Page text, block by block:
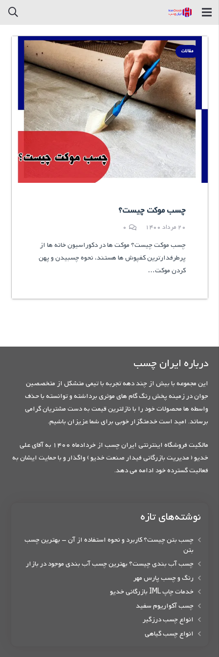
مقالات
چسب موکت چیست؟
20 مرداد 1400 0
چسب موکت چیست؟ موکت ها در دکوراسیون خانه ها از
پرطرفدارترین کفپوش ها هستند، نحوه چسبیدن و پهن
کردن موکت…
درباره ایران چسب
این مجموعه با بیش از چند دهه تجربه با تیمی متشکل از متخصصین
جوان در زمینه پخش رنگ گام های موثری برداشته و توانسته با حذف
واسطه ها محصولات خود را با نازلترین قیمت به دست مشتریان گرامی
برساند. امید است خدمتگزار خوبی برای شما عزیزان باشیم.
مالکیت فروشگاه اینترنتی ایران چسب از خردادماه 1400 به آقای علی
خدیو ( مدیریت بازرگانی فیدار صنعت خدیو ) واگذار و با حمایت ایشان به
فعالیت گسترده خود ادامه می دهد.
نوشته‌های تازه
چسب بتن چیست؟ کاربرد و نحوه استفاده از آن – بهترین چسب
بتن
چسب آب بندی چیست؟ بهترین چسب آب بندی موجود در بازار
رنگ و چسب پارس مهر
خدمات چاپ IML بازرگانی خدیو
چسب آکواریوم سفید
انواع چسب درزگیر
انواع چسب گیاهی